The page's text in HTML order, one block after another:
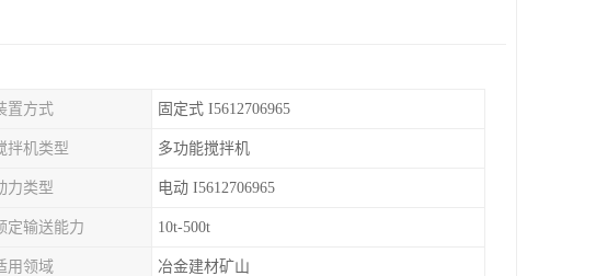
置方式 固定式 I5612706965
拌机类型 多功能搅拌机
力类型 电动 I5612706965
定输送能力 10t-500t
用领域 冶金建材矿山